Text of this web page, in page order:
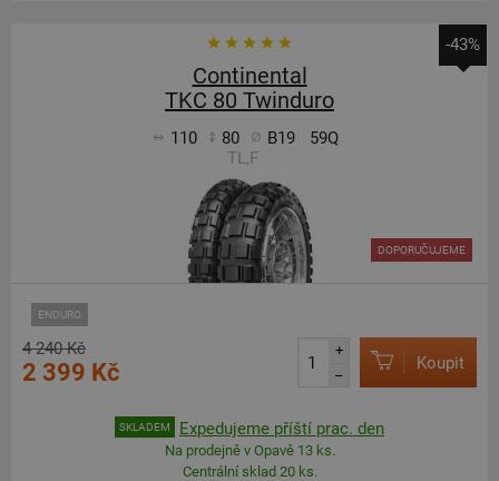
-43%
Continental
TKC 80 Twinduro
110 80 B19
59Q
TL,F
ENDURO
DOPORUČUJEME
4 240 Kč
2 399 Kč
+
–
Koupit
SKLADEM Expedujeme příští prac. den
Na prodejně v Opavě 13 ks.
Centrální sklad 20 ks.